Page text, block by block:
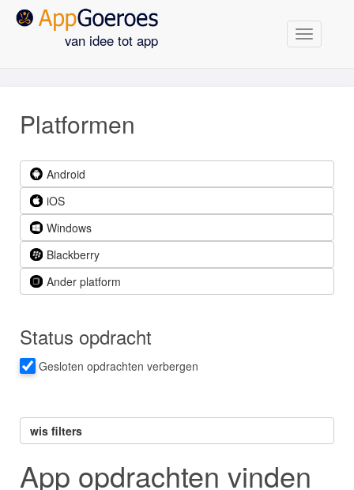
van idee tot app Navigatie
Platformen
Android
iOS
Windows
Blackberry
Ander platform
Status opdracht
Gesloten opdrachten verbergen
wis filters
App opdrachten vinden